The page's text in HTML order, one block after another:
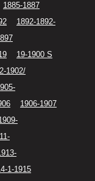
1885-1887
1892-1892-
19-1900 S
1902/
1906-1907
1-1915